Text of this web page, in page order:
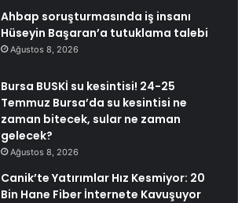
Ahbap soruşturmasında iş insanı
Hüseyin Başaran’a tutuklama talebi
Ağustos 8, 2026
Bursa BUSKİ su kesintisi! 24-25
Temmuz Bursa’da su kesintisi ne
zaman bitecek, sular ne zaman
gelecek?
Ağustos 8, 2026
Canik’te Yatırımlar Hız Kesmiyor: 20
Bin Hane Fiber İnternete Kavuşuyor